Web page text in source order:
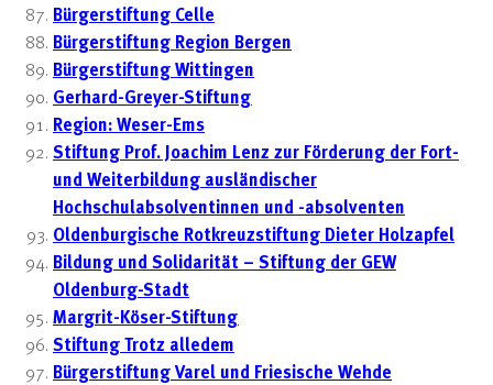
Bürgerstiftung Celle
Bürgerstiftung Region Bergen
Bürgerstiftung Wittingen
Gerhard-Greyer-Stiftung
Region: Weser-Ems
Stiftung Prof. Joachim Lenz zur Förderung der Fort-
und Weiter­bildung ausländischer
Hochschulabsolventinnen und -absolventen
Oldenburgische Rotkreuzstiftung Dieter Holzapfel
Bildung und Solidarität – Stiftung der GEW
Oldenburg-Stadt
Margrit-Köser-Stiftung
Stiftung Trotz alledem
Bürgerstiftung Varel und Friesische Wehde